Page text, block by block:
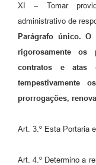
XI – Tomar
administrativo de
Parágrafo único. O
rigorosamente
contratos e atas
tempestivamente
prorrogações,
Art. 3.º Esta Portaria
Art. 4.º Determino a